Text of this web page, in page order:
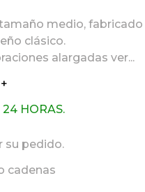
medio,
clásico.
alargadas ver...
HORAS.
su pedido.
cadenas